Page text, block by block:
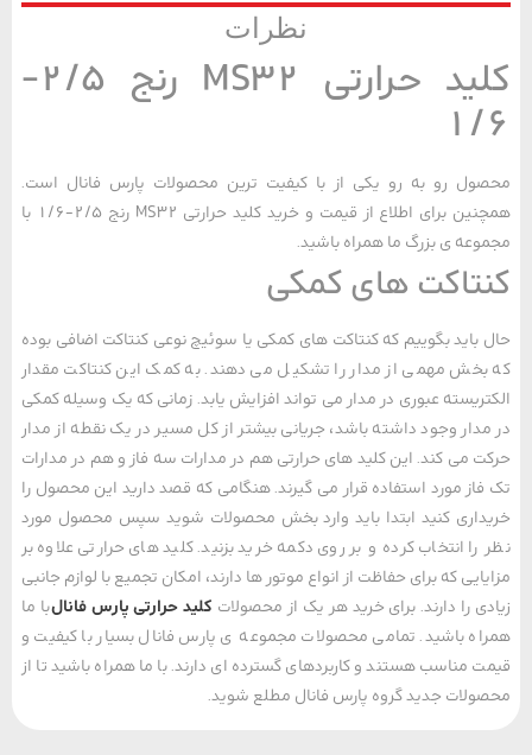
نظرات
کلید حرارتی MS32 رنج 2/5-
رو به رو یکی از با کیفیت ترین محصولات پارس فانال است.
همچنین برای اطلاع از قیمت و خرید کلید حرارتی MS32 رنج 2/5-1/6 با
ی بزرگ ما همراه باشید.
های کمکی
بگوییم که کنتاکت های کمکی یا سوئیچ نوعی کنتاکت اضافی بوده
مهمی از مدار را تشکیل می دهند. به کمک این کنتاکت مقدار
عبوری در مدار می تواند افزایش یابد. زمانی که یک وسیله کمکی
وجود داشته باشد، جریانی بیشتر از کل مسیر در یک نقطه از مدار
می کند. این کلید های حرارتی هم در مدارات سه فاز و هم در مدارات
مورد استفاده قرار می گیرند. هنگامی که قصد دارید این محصول را
کنید ابتدا باید وارد بخش محصولات شوید سپس محصول مورد
انتخاب کرده و بر روی دکمه خرید بزنید. کلید های حرارتی علاوه بر
که برای حفاظت از انواع موتور ها دارند، امکان تجمیع با لوازم جانبی
را دارند. برای خرید هر یک از محصولاتکلید حرارتی پارس فانالبا ما
باشید. تمامی محصولات مجموعه ی پارس فانال بسیار با کیفیت و
مناسب هستند و کاربردهای گسترده ای دارند. با ما همراه باشید تا از
جدید گروه پارس فانال مطلع شوید.